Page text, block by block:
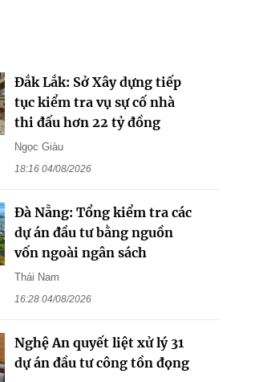
Đắk Lắk: Sở Xây dựng tiếp
tục kiểm tra vụ sự cố nhà
thi đấu hơn 22 tỷ đồng
Ngọc Giàu
18:16 04/08/2026
Đà Nẵng: Tổng kiểm tra các
dự án đầu tư bằng nguồn
vốn ngoài ngân sách
Thái Nam
16:28 04/08/2026
Nghệ An quyết liệt xử lý 31
dự án đầu tư công tồn đọng